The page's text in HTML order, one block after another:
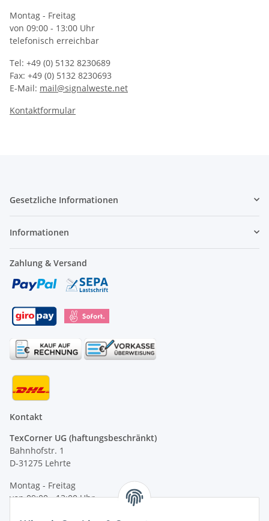
Montag - Freitag
von 09:00 - 13:00 Uhr
telefonisch erreichbar
Tel: +49 (0) 5132 8230689
Fax: +49 (0) 5132 8230693
E-Mail: mail@signalweste.net
Kontaktformular
Gesetzliche Informationen
Informationen
Zahlung & Versand
Kontakt
TexCorner UG (haftungsbeschränkt)
Bahnhofstr. 1
D-31275 Lehrte
Montag - Freitag
von 09:00 - 13:00 Uhr